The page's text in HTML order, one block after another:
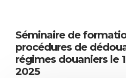
Séminaire de
procédures de
régimes douaniers le
2025